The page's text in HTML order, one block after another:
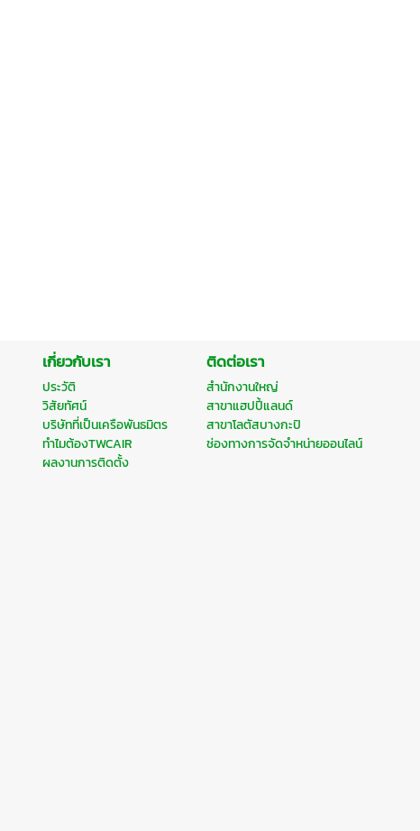
เกี่ยวกับเรา
ประวัติ
วิสัยทัศน์
บริษัทที่เป็นเครือพันธมิตร
ทำไมต้องTWCAIR
ผลงานการติดตั้ง
ติดต่อเรา
สำนักงานใหญ่
สาขาแฮปปี้แลนด์
สาขาโลตัสบางกะปิ
ช่องทางการจัดจำหน่ายออนไลน์